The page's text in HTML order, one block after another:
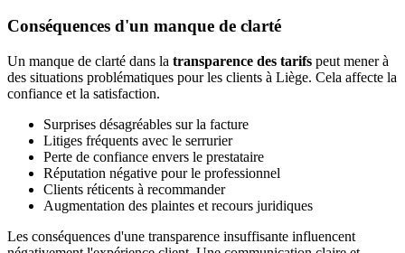
Conséquences d'un manque de clarté
Un manque de clarté dans la transparence des tarifs peut mener à
des situations problématiques pour les clients à Liège. Cela affecte la
confiance et la satisfaction.
Surprises désagréables sur la facture
Litiges fréquents avec le serrurier
Perte de confiance envers le prestataire
Réputation négative pour le professionnel
Clients réticents à recommander
Augmentation des plaintes et recours juridiques
Les conséquences d'une transparence insuffisante influencent